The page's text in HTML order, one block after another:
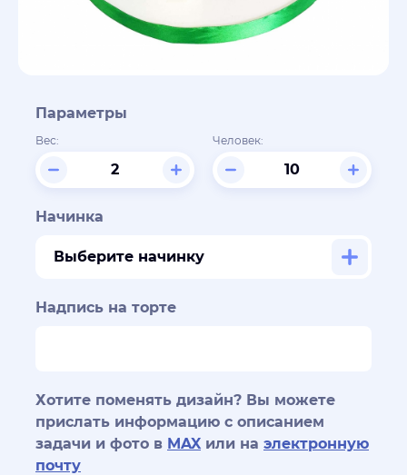
Параметры
Вес: Человек:
Начинка
Выберите начинку
Надпись на торте
Хотите поменять дизайн? Вы можете
прислать информацию с описанием
задачи и фото в MAX или на электронную
почту